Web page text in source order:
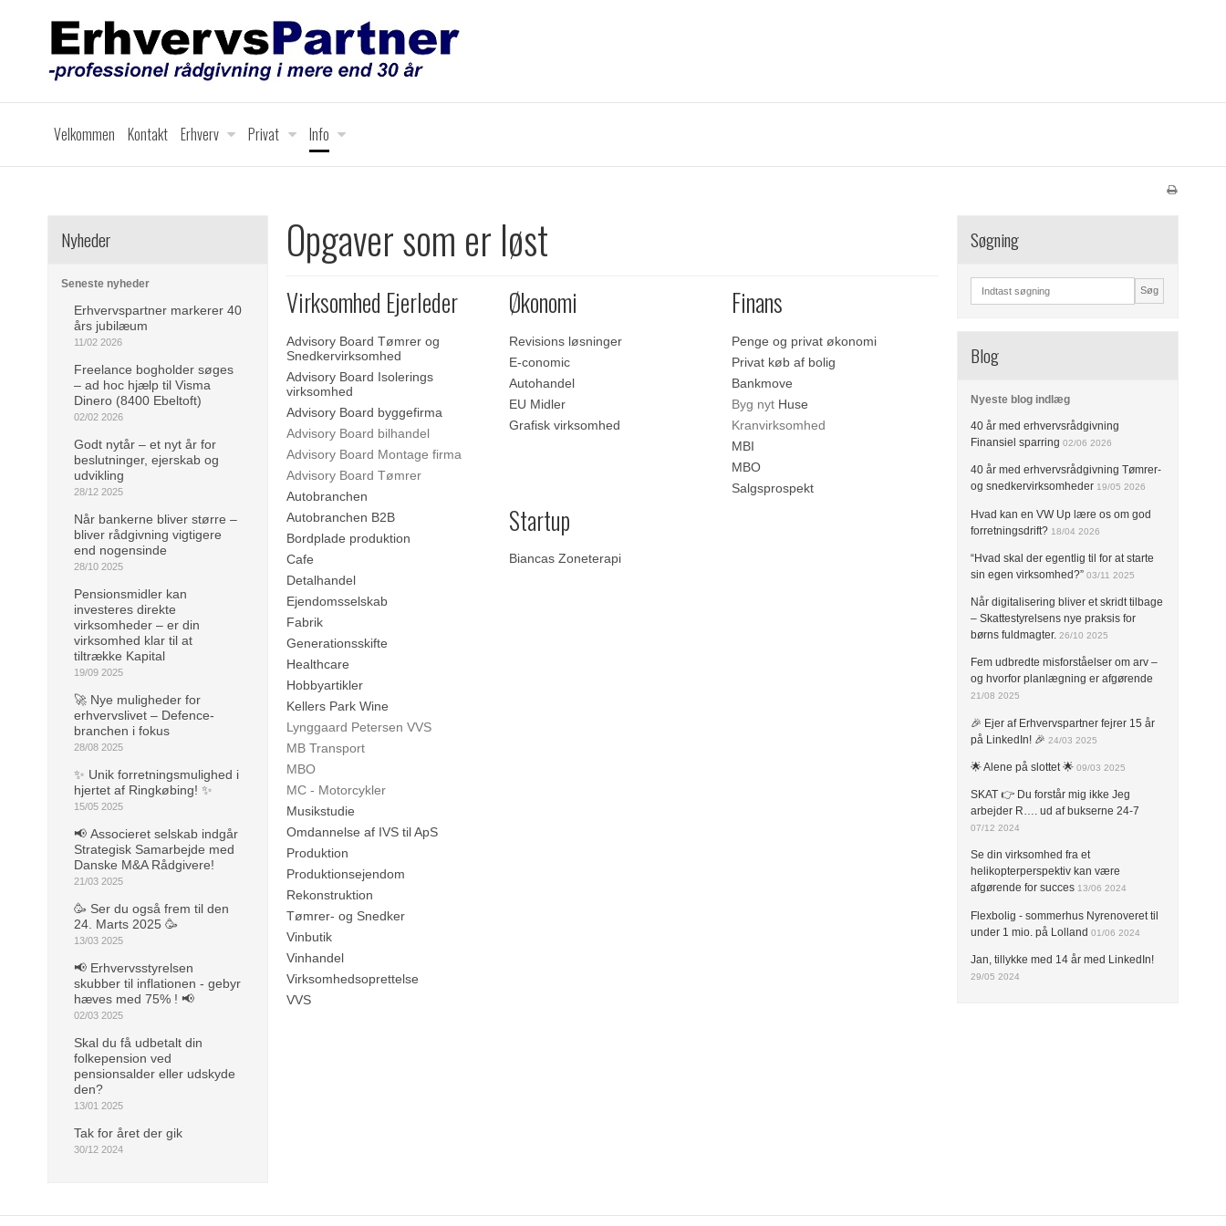
Velkommen Kontakt Erhverv Privat Info
Nyheder
Seneste nyheder
Erhvervspartner markerer 40
års jubilæum
11/02 2026
Freelance bogholder søges
– ad hoc hjælp til Visma
Dinero (8400 Ebeltoft)
02/02 2026
Godt nytår – et nyt år for
beslutninger, ejerskab og
udvikling
28/12 2025
Når bankerne bliver større –
bliver rådgivning vigtigere
end nogensinde
28/10 2025
Pensionsmidler kan
investeres direkte
virksomheder – er din
virksomhed klar til at
tiltrække Kapital
19/09 2025
🚀 Nye muligheder for
erhvervslivet – Defence-
branchen i fokus
28/08 2025
✨ Unik forretningsmulighed i
hjertet af Ringkøbing! ✨
15/05 2025
📢 Associeret selskab indgår
Strategisk Samarbejde med
Danske M&A Rådgivere!
21/03 2025
🥳 Ser du også frem til den
24. Marts 2025 🥳
13/03 2025
📢 Erhvervsstyrelsen
skubber til inflationen - gebyr
hæves med 75% ! 📢
02/03 2025
Skal du få udbetalt din
folkepension ved
pensionsalder eller udskyde
den?
13/01 2025
Tak for året der gik
30/12 2024
Opgaver som er løst
Virksomhed Ejerleder
Advisory Board Tømrer og
Snedkervirksomhed
Advisory Board Isolerings
virksomhed
Advisory Board byggefirma
Advisory Board bilhandel
Advisory Board Montage firma
Advisory Board Tømrer
Autobranchen
Autobranchen B2B
Bordplade produktion
Cafe
Detalhandel
Ejendomsselskab
Fabrik
Generationsskifte
Healthcare
Hobbyartikler
Kellers Park Wine
Lynggaard Petersen VVS
MB Transport
MBO
MC - Motorcykler
Musikstudie
Omdannelse af IVS til ApS
Produktion
Produktionsejendom
Rekonstruktion
Tømrer- og Snedker
Vinbutik
Vinhandel
Virksomhedsoprettelse
VVS
Økonomi
Revisions løsninger
E-conomic
Autohandel
EU Midler
Grafisk virksomhed
Startup
Biancas Zoneterapi
Finans
Penge og privat økonomi
Privat køb af bolig
Bankmove
Byg nyt Huse
Kranvirksomhed
MBI
MBO
Salgsprospekt
Søgning
Søg
Blog
Nyeste blog indlæg
40 år med erhvervsrådgivning
Finansiel sparring 02/06 2026
40 år med erhvervsrådgivning Tømrer-
og snedkervirksomheder 19/05 2026
Hvad kan en VW Up lære os om god
forretningsdrift? 18/04 2026
“Hvad skal der egentlig til for at starte
sin egen virksomhed?” 03/11 2025
Når digitalisering bliver et skridt tilbage
– Skattestyrelsens nye praksis for
børns fuldmagter. 26/10 2025
Fem udbredte misforståelser om arv –
og hvorfor planlægning er afgørende
21/08 2025
🎉 Ejer af Erhvervspartner fejrer 15 år
på LinkedIn! 🎉 24/03 2025
🌟 Alene på slottet 🌟 09/03 2025
SKAT 👉 Du forstår mig ikke Jeg
arbejder R…. ud af bukserne 24-7
07/12 2024
Se din virksomhed fra et
helikopterperspektiv kan være
afgørende for succes 13/06 2024
Flexbolig - sommerhus Nyrenoveret til
under 1 mio. på Lolland 01/06 2024
Jan, tillykke med 14 år med LinkedIn!
29/05 2024